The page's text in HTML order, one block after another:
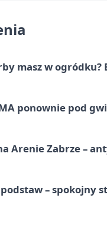
masz w ogródku?
ponownie pod
Arenie Zabrze –
– spokojny